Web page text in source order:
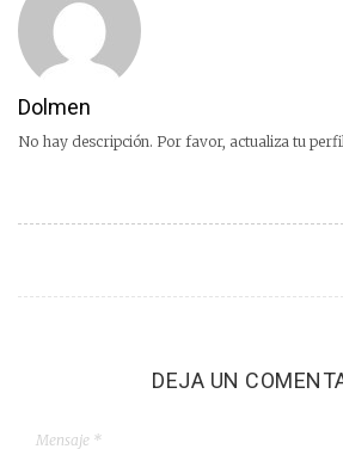
Dolmen
No hay descripción. Por favor, actualiza tu
DEJA UN